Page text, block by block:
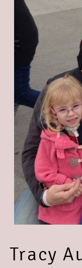
Tracy